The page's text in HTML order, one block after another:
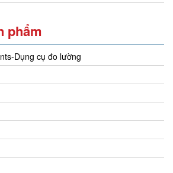
phẩm
Dụng cụ đo lường